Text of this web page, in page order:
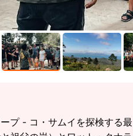
プ - コ・サムイを探検する最